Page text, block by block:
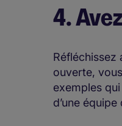
4.
Réfléchissez
ouverte,
exemples
d’une